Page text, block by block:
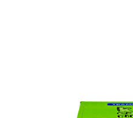
coqueteleira
evitando